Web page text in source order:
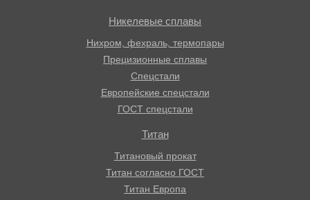
Никелевые сплавы
Нихром, фехраль, термопары
Прецизионные сплавы
Спецстали
Европейские спецстали
ГОСТ спецстали
Титан
Титановый прокат
Титан согласно ГОСТ
Титан Европа